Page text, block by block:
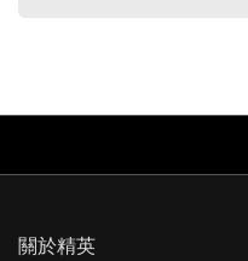
關於精英